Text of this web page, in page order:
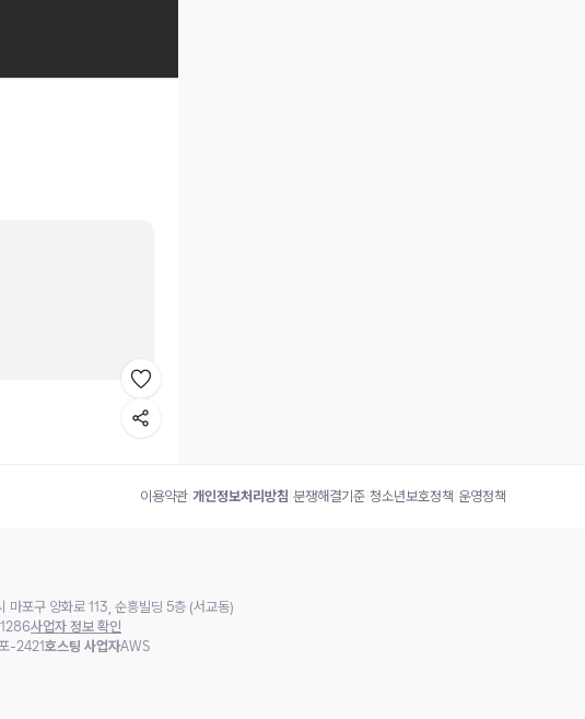
이용약관 개인정보처리방침 분쟁해결기준 청소년보호정책 운영정책
마포구 양화로 113, 순흥빌딩 5층 (서교동)
사업자 정보 확인
-2421호스팅 사업자AWS